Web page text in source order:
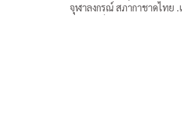
จุฬาลงกรณ์ สภากาชาดไทย .